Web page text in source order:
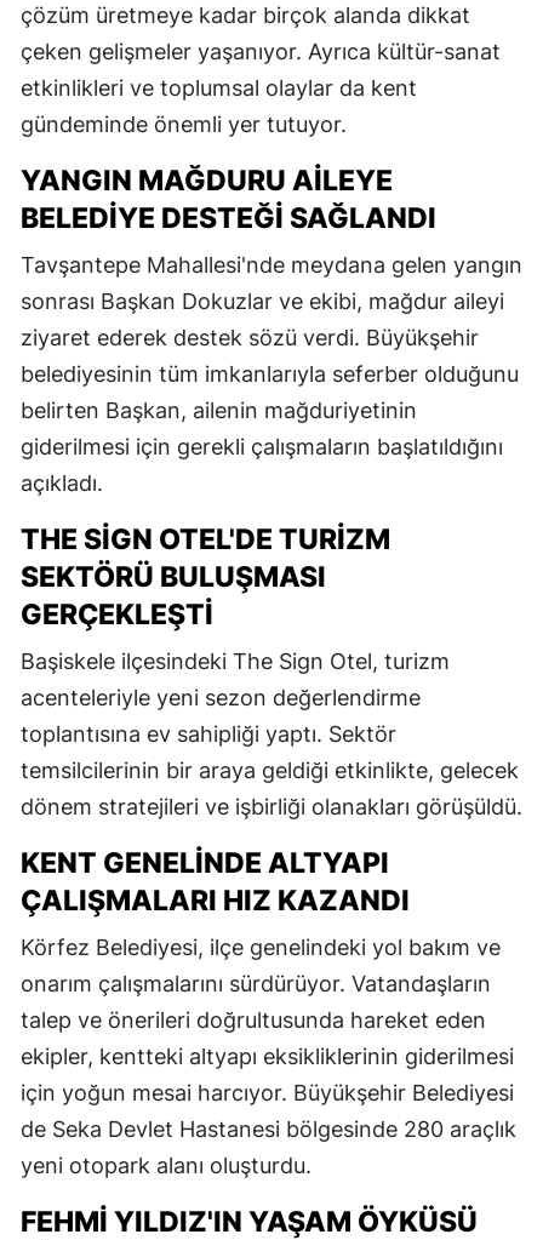
çözüm üretmeye kadar birçok alanda dikkat
çeken gelişmeler yaşanıyor. Ayrıca kültür-sanat
etkinlikleri ve toplumsal olaylar da kent
gündeminde önemli yer tutuyor.
YANGIN MAĞDURU AILEYE
BELEDIYE DESTEĞI SAĞLANDI
Tavşantepe Mahallesi'nde meydana gelen yangın
sonrası Başkan Dokuzlar ve ekibi, mağdur aileyi
ziyaret ederek destek sözü verdi. Büyükşehir
belediyesinin tüm imkanlarıyla seferber olduğunu
belirten Başkan, ailenin mağduriyetinin
giderilmesi için gerekli çalışmaların başlatıldığını
açıkladı.
THE SIGN OTEL'DE TURIZM
SEKTÖRÜ BULUŞMASI
GERÇEKLEŞTI
Başiskele ilçesindeki The Sign Otel, turizm
acenteleriyle yeni sezon değerlendirme
toplantısına ev sahipliği yaptı. Sektör
temsilcilerinin bir araya geldiği etkinlikte, gelecek
dönem stratejileri ve işbirliği olanakları görüşüldü.
KENT GENELINDE ALTYAPI
ÇALIŞMALARI HIZ KAZANDI
Körfez Belediyesi, ilçe genelindeki yol bakım ve
onarım çalışmalarını sürdürüyor. Vatandaşların
talep ve önerileri doğrultusunda hareket eden
ekipler, kentteki altyapı eksikliklerinin giderilmesi
için yoğun mesai harcıyor. Büyükşehir Belediyesi
de Seka Devlet Hastanesi bölgesinde 280 araçlık
yeni otopark alanı oluşturdu.
FEHMI YILDIZ'IN YAŞAM ÖYKÜSÜ